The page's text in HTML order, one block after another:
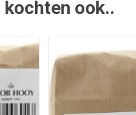
ook..